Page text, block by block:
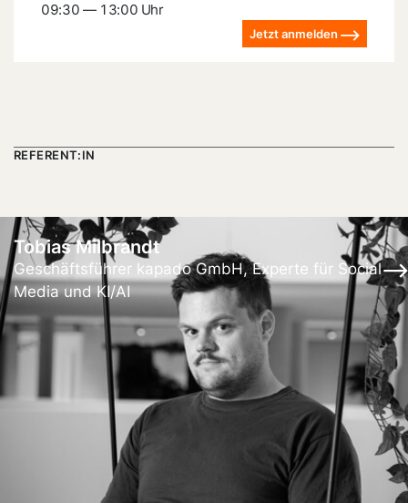
09:30 — 13:00 Uhr
Jetzt anmelden
REFERENT:IN
Tobias Milbrandt
Geschäftsführer kapado GmbH, Experte für Social
Media und KI/AI